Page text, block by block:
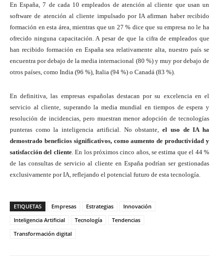
En España, 7 de cada 10 empleados de atención al cliente que usan un
software de atención al cliente impulsado por IA afirman haber recibido
formación en esta área, mientras que un 27 % dice que su empresa no le ha
ofrecido ninguna capacitación. A pesar de que la cifra de empleados que
han recibido formación en España sea relativamente alta, nuestro país se
encuentra por debajo de la media internacional (80 %) y muy por debajo de
otros países, como India (96 %), Italia (94 %) o Canadá (83 %).
En definitiva, las empresas españolas destacan por su excelencia en el
servicio al cliente, superando la media mundial en tiempos de espera y
resolución de incidencias, pero muestran menor adopción de tecnologías
punteras como la inteligencia artificial. No obstante,el uso de IA ha
demostrado beneficios significativos, como aumento de productividad y
satisfacción del cliente. En los próximos cinco años, se estima que el 44 %
de las consultas de servicio al cliente en España podrían ser gestionadas
exclusivamente por IA, reflejando el potencial futuro de esta tecnología.
ETIQUETAS Empresas Estrategias
Innovación
Inteligencia Artificial
Tecnología
Tendencias
Transformación digital